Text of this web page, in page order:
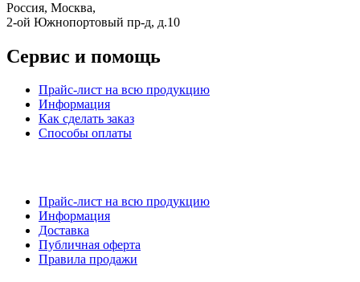
Россия, Москва,
2-ой Южнопортовый пр-д, д.10
Сервис и помощь
Прайс-лист на всю продукцию
Информация
Как сделать заказ
Способы оплаты
Прайс-лист на всю продукцию
Информация
Доставка
Публичная оферта
Правила продажи